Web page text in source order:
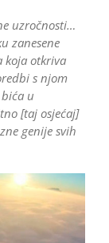
uzročnosti…
zanesene
koja otkriva
s njom
u
[taj osjećaj]
genije svih